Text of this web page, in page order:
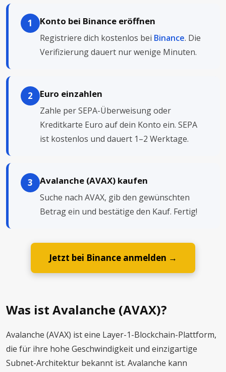
1 Konto bei Binance eröffnen
Registriere dich kostenlos bei Binance. Die
Verifizierung dauert nur wenige Minuten.
2 Euro einzahlen
Zahle per SEPA-Überweisung oder
Kreditkarte Euro auf dein Konto ein. SEPA
ist kostenlos und dauert 1–2 Werktage.
3 Avalanche (AVAX) kaufen
Suche nach AVAX, gib den gewünschten
Betrag ein und bestätige den Kauf. Fertig!
Jetzt bei Binance anmelden →
Was ist Avalanche (AVAX)?
Avalanche (AVAX) ist eine Layer-1-Blockchain-Plattform,
die für ihre hohe Geschwindigkeit und einzigartige
Subnet-Architektur bekannt ist. Avalanche kann